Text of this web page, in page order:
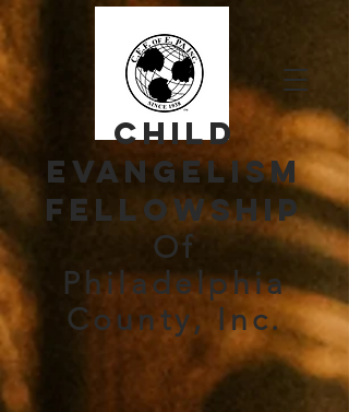
Of
Philadelphia
County, Inc.
Child
evangelism
Fellowship